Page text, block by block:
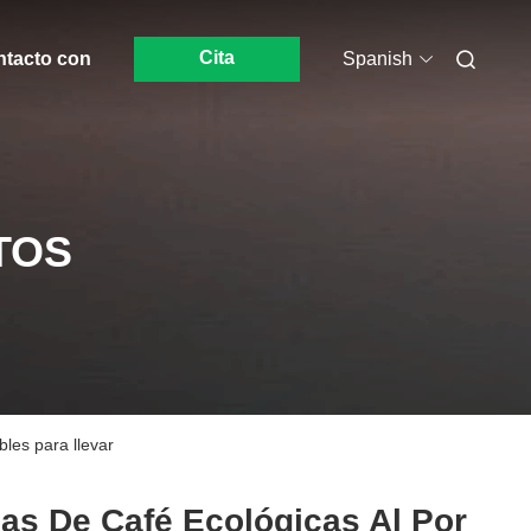
con Cita Spanish
para llevar
De Café Ecológicas Al Por